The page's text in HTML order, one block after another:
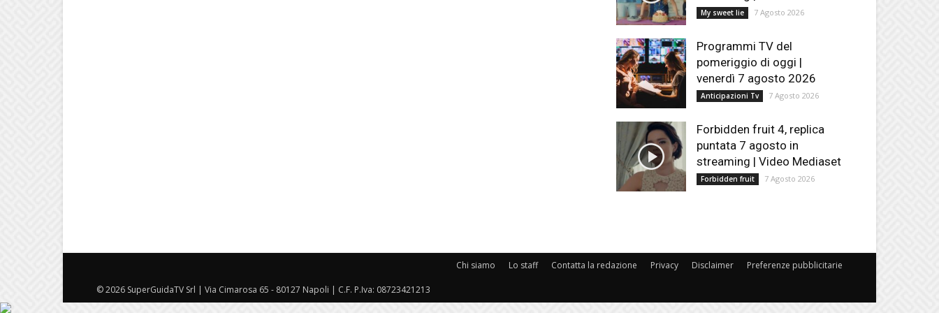
My sweet lie 7 Agosto 2026
Programmi TV del
pomeriggio di oggi |
venerdì 7 agosto 2026
Anticipazioni Tv 7 Agosto 2026
Forbidden fruit 4, replica
puntata 7 agosto in
streaming | Video Mediaset
Forbidden fruit 7 Agosto 2026
Chi siamo Lo staff Contatta la redazione Privacy Disclaimer Preferenze pubblicitarie
© 2026 SuperGuidaTV Srl | Via Cimarosa 65 - 80127 Napoli | C.F. P.Iva: 08723421213